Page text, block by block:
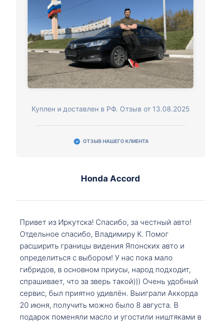
Куплен и доставлен в РФ. Отзыв от 13.08.2025
ОТЗЫВ НАШЕГО КЛИЕНТА
Honda Accord
Привет из Иркутска! Спасибо, за честный авто!
Отдельное спасибо, Владимиру К. Помог
расширить границы видения Японских авто и
определиться с выбором! У нас пока мало
гибридов, в основном приусы, народ подходит,
спрашивает, что за зверь такой))) Очень удобный
сервис, был приятно удивлён. Выиграли Аккорда
20 июня, получить можно было 8 августа. В
подарок поменяли масло и угостили ништяками в